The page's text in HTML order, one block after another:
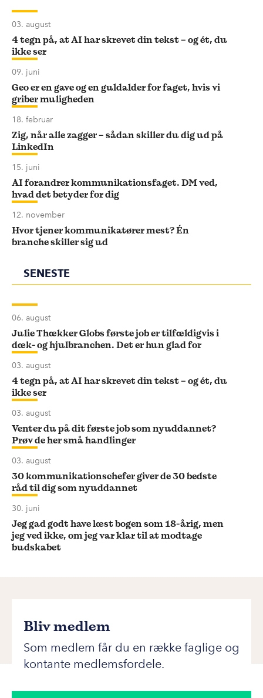
03. august
4 tegn på, at AI har skrevet din tekst – og ét, du
ikke ser
09. juni
Geo er en gave og en guldalder for faget, hvis vi
griber muligheden
18. februar
Zig, når alle zagger – sådan skiller du dig ud på
LinkedIn
15. juni
AI forandrer kommunikationsfaget. DM ved,
hvad det betyder for dig
12. november
Hvor tjener kommunikatører mest? Én
branche skiller sig ud
SENESTE
06. august
Julie Thækker Globs første job er tilfældigvis i
dæk- og hjulbranchen. Det er hun glad for
03. august
4 tegn på, at AI har skrevet din tekst – og ét, du
ikke ser
03. august
Venter du på dit første job som nyuddannet?
Prøv de her små handlinger
03. august
30 kommunikationschefer giver de 30 bedste
råd til dig som nyuddannet
30. juni
Jeg gad godt have læst bogen som 18-årig, men
jeg ved ikke, om jeg var klar til at modtage
budskabet
Bliv medlem
Som medlem får du en række faglige og
kontante medlemsfordele.